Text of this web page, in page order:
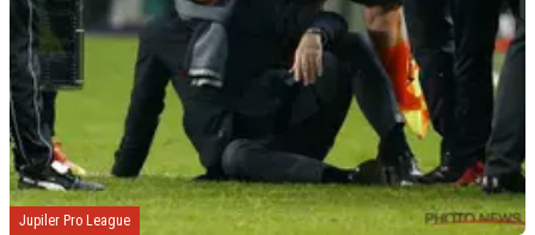
Jupiler Pro League